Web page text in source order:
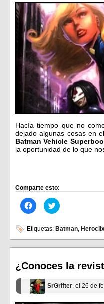
Hacía tiempo que no
dejado algunas cosas en
Batman Vehicle
la oportunidad de lo que
Comparte esto:
Haz
clic
en
Facebook
(Se
abre
ventana
nueva)
Haz
clic
en
(Se
abre
ventana
nueva)
Etiquetas: Batman, Heroclix
¿Conoces la
SrGrifter, el 26 de